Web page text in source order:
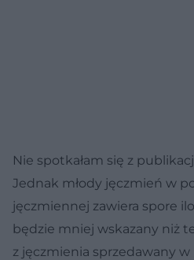
Nie spotkałam się z
Jednak młody jęczmień w
jęczmiennej zawiera spore
będzie mniej wskazany niż
z jęczmienia sprzedawany w